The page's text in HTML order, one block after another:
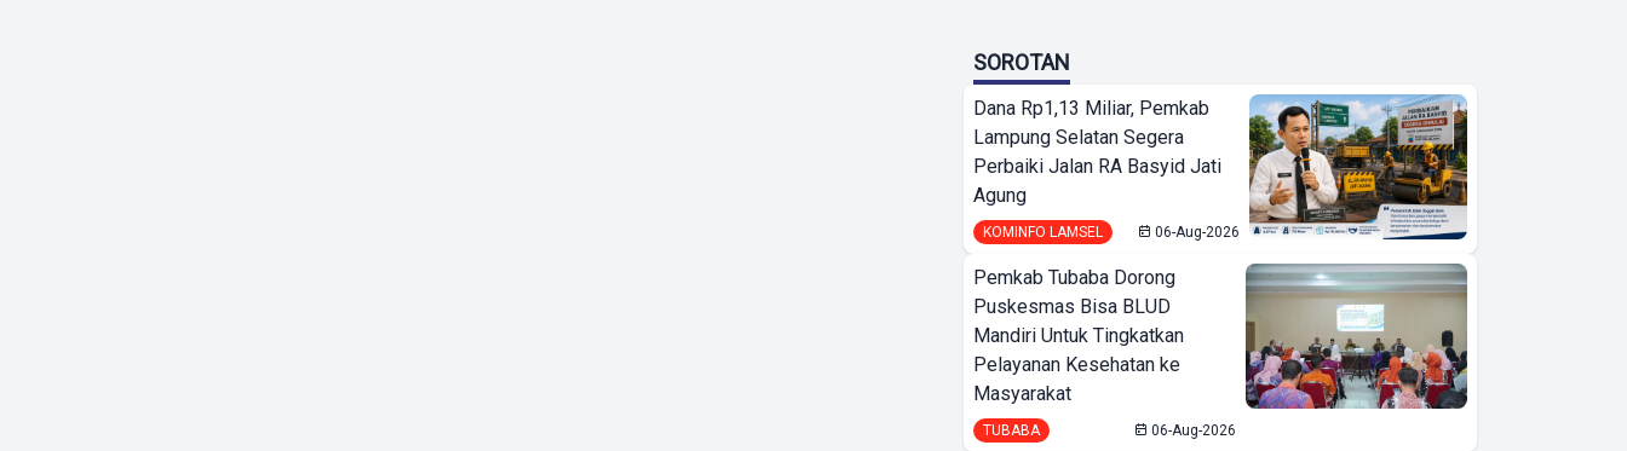
SOROTAN
Dana Rp1,13 Miliar, Pemkab
Lampung Selatan Segera
Perbaiki Jalan RA Basyid Jati
Agung
KOMINFO LAMSEL 06-Aug-2026
Pemkab Tubaba Dorong
Puskesmas Bisa BLUD
Mandiri Untuk Tingkatkan
Pelayanan Kesehatan ke
Masyarakat
TUBABA 06-Aug-2026